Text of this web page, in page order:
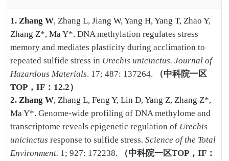
1.Zhang W, Zhang L, Jiang W, Yang H, Yang T, Zhao Y,
Zhang Z*, Ma Y*.DNA methylation regulates stress
memory and mediates plasticity during acclimation to
repeated sulfide stress in Urechis unicinctus. Journal of
Hazardous Materials. 17; 487: 137264.
（中科院一区
TOP ，IF ： 12.2）
2.Zhang W, Zhang L, Feng Y, Lin D, Yang Z, Zhang Z*,
Ma Y*.Genome-wide profiling of DNA methylome and
transcriptome reveals epigenetic regulation of Urechis
unicinctus response to sulfide stress.Science of the Total
Environment. 1; 927: 172238. （中科院一区TOP ，IF ：